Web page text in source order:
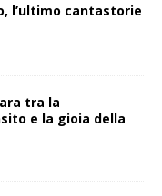
l’ultimo cantastorie
tra la
e la gioia della